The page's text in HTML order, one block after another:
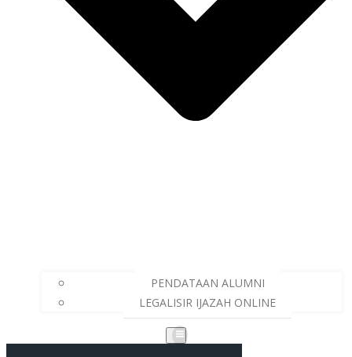
PENDATAAN ALUMNI
LEGALISIR IJAZAH ONLINE